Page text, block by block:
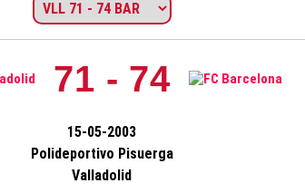
71 - 74
15-05-2003
Polideportivo Pisuerga
Valladolid